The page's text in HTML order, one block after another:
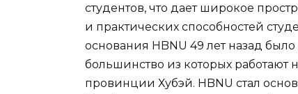
студентов, что дает широкое
и практических способностей
основания HBNU 49 лет назад
большинство из которых работают
провинции Хубэй. HBNU стал